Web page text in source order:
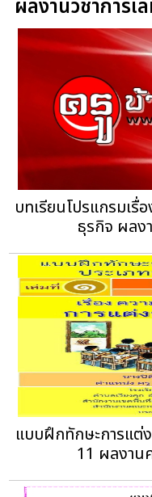
ผลงานวิชาการเ
บทเรียนโปรแกรมเรื่
ธุรกิจ ผลง
แบบฝึกทักษะการแต่
11 ผลงาน